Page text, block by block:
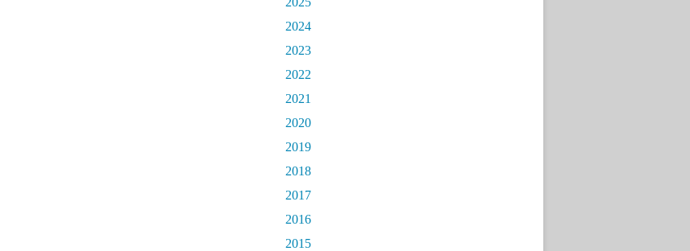
2024
2023
2022
2021
2020
2019
2018
2017
2016
2015